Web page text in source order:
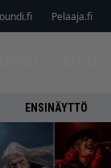
Pelaaja.fi
ENSINÄYTTÖ